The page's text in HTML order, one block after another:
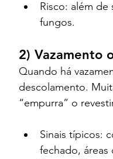
Risco: além
fungos.
2) Vazamento
Quando há
descolamento.
“empurra” o
Sinais típicos:
fechado,